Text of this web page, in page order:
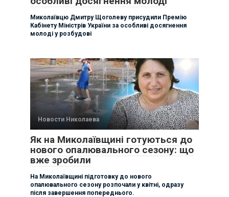
Миколаївцю Дмитру Щоголеву присудили Премію
Кабінету Міністрів України за особливі досягнення
молоді у розбудові
Новости Николаева
Як на Миколаївщині готуються до
нового опалювального сезону: що
вже зробили
На Миколаївщині підготовку до нового
опалювального сезону розпочали у квітні, одразу
після завершення попереднього.